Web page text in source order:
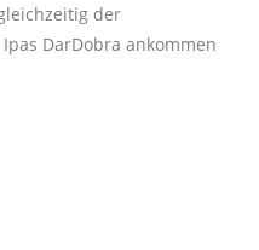
der
DarDobra ankommen